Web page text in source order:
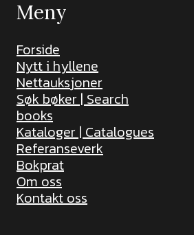
Meny
Forside
Nytt i hyllene
Nettauksjoner
Søk bøker | Search
books
Kataloger | Catalogues
Referanseverk
Bokprat
Om oss
Kontakt oss